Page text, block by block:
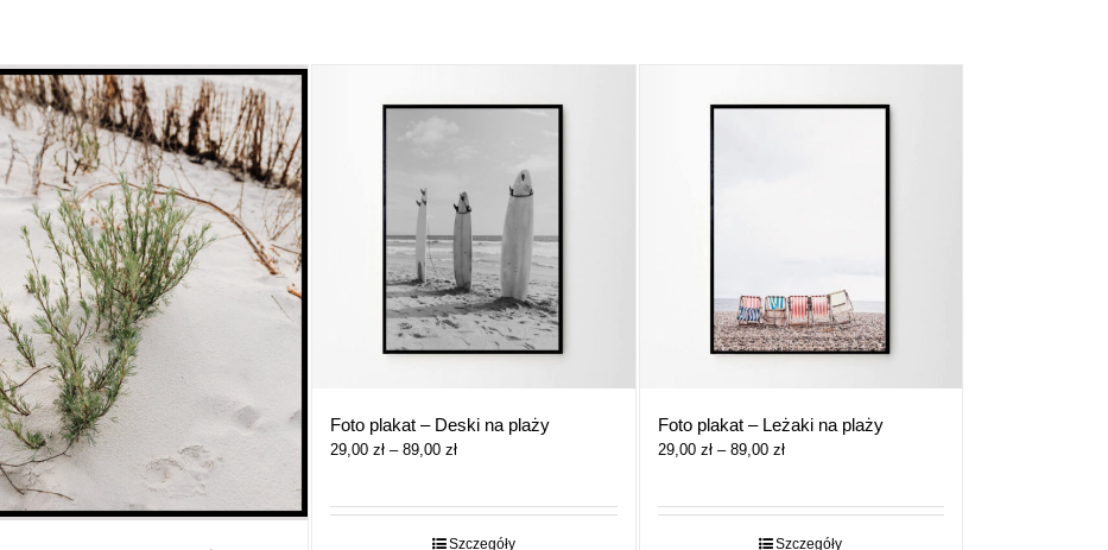
Foto plakat – Deski na plaży
29,00 zł – 89,00 złZakres
29,00 zł
do
Szczegóły
Foto plakat – Leżaki na plaży
29,00 zł – 89,00 złZakres
29,00 zł
do
Szczegóły